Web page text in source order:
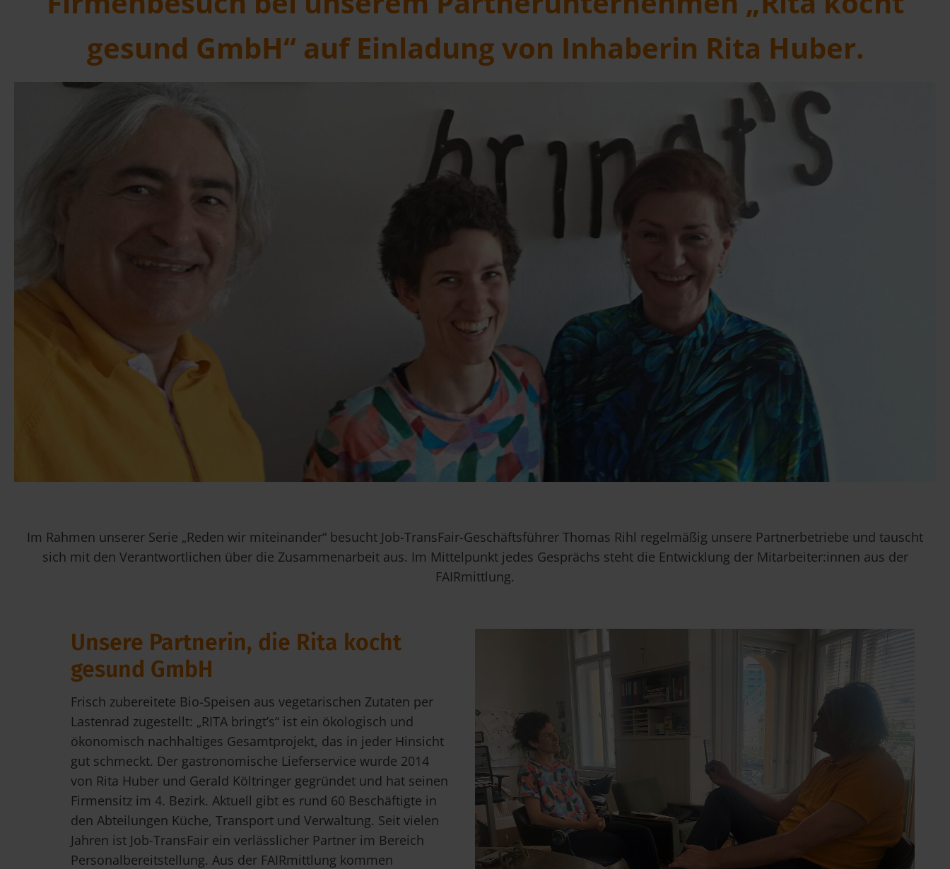
gesund GmbH“ auf Einladung von Inhaberin Rita Huber.
Im Rahmen unserer Serie „Reden wir miteinander“ besucht Job-TransFair-Geschäftsführer Thomas Rihl regelmäßig unsere Partnerbetriebe und tauscht
sich mit den Verantwortlichen über die Zusammenarbeit aus. Im Mittelpunkt jedes Gesprächs steht die Entwicklung der Mitarbeiter:innen aus der
FAIRmittlung.
Unsere Partnerin, die Rita kocht
gesund GmbH
Frisch zubereitete Bio-Speisen aus vegetarischen Zutaten per
Lastenrad zugestellt: „RITA bringt’s“ ist ein ökologisch und
ökonomisch nachhaltiges Gesamtprojekt, das in jeder Hinsicht
gut schmeckt. Der gastronomische Lieferservice wurde 2014
von Rita Huber und Gerald Költringer gegründet und hat seinen
Firmensitz im 4. Bezirk. Aktuell gibt es rund 60 Beschäftigte in
den Abteilungen Küche, Transport und Verwaltung. Seit vielen
Jahren ist Job-TransFair ein verlässlicher Partner im Bereich
Personalbereitstellung. Aus der FAIRmittlung kommen